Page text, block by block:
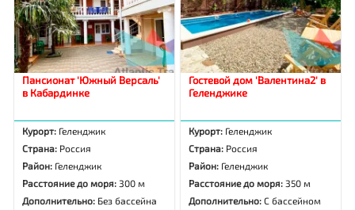
Пансионат 'Южный Версаль'
в Кабардинке
Курорт: Геленджик
Страна: Россия
Район: Геленджик
Расстояние до моря: 300 м
Дополнительно: Без бассейна
Гостевой дом 'Валентина2' в
Геленджике
Курорт: Геленджик
Страна: Россия
Район: Геленджик
Расстояние до моря: 350 м
Дополнительно:С бассейном